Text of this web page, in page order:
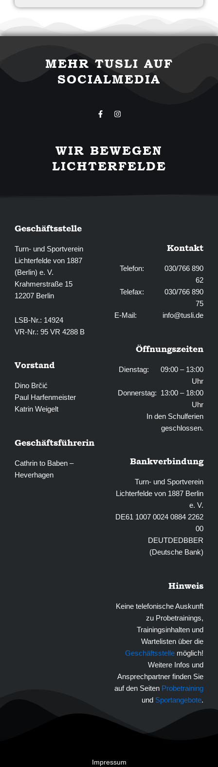
MEHR TUSLI AUF
SOCIALMEDIA
F
a
o
o
k
-
I
n
g
r
a
m
WIR BEWEGEN
LICHTERFELDE
Geschäftsstelle
Turn- und Sportverein
Lichterfelde von 1887
(Berlin) e. V.
Krahmerstraße 15
12207 Berlin
LSB-Nr.: 14924
VR-Nr.: 95 VR 4288 B
Vorstand
Dino Brčić
Paul Harfenmeister
Katrin Weigelt
Geschäftsführerin
Cathrin to Baben –
Heverhagen
Kontakt
Telefon: 030/766 890
62
Telefax: 030/766 890
75
E-Mail: info@tusli.de
Öffnungszeiten
Dienstag: 09:00 – 13:00
Uhr
Donnerstag: 13:00 – 18:00
Uhr
In den Schulferien
geschlossen.
Bankverbindung
Turn- und Sportverein
Lichterfelde von 1887 Berlin
e. V.
DE61 1007 0024 0884 2262
00
DEUTDEDBBER
(Deutsche Bank)
Hinweis
Keine telefonische Auskunft
zu Probetrainings,
Trainingsinhalten und
Wartelisten über die
Geschäftsstelle möglich!
Weitere Infos und
Ansprechpartner finden Sie
auf den Seiten Probetraining
und Sportangebote.
Impressum